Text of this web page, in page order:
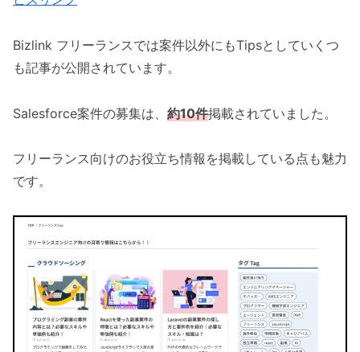
Bizlink フリーランスでは案件以外にもTipsとしていくつ
も記事が公開されています。
Salesforce案件の募集は、 約10件掲載されていました。
フリーランス向けのお役立ち情報を掲載している点も魅力
です。